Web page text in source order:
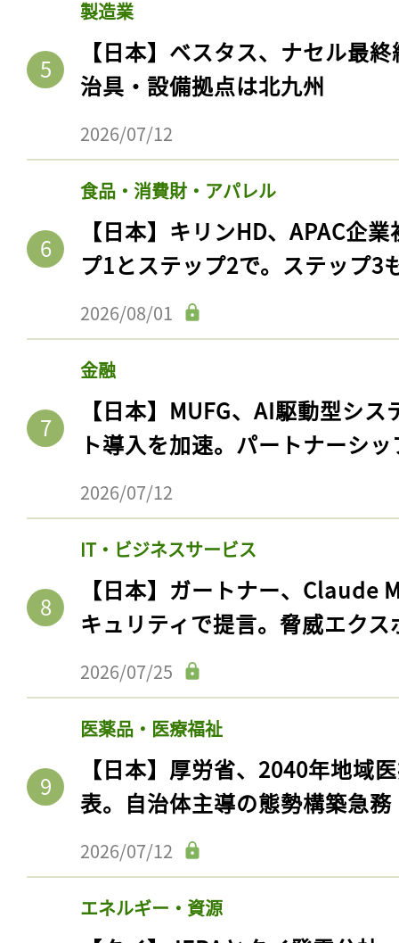
製造業
【日本】ベスタス、ナセル最
治具・設備拠点は北九州
2026/07/12
食品・消費財・アパレル
【日本】キリンHD、APAC企
プ1とステップ2で。ステップ3
2026/08/01
金融
【日本】MUFG、AI駆動型シ
ト導入を加速。パートナーシ
2026/07/12
IT・ビジネスサービス
【日本】ガートナー、Claude
キュリティで提言。脅威エク
2026/07/25
医薬品・医療福祉
【日本】厚労省、2040年地域
表。自治体主導の態勢構築急務
2026/07/12
エネルギー・資源
記事をお気に入りに